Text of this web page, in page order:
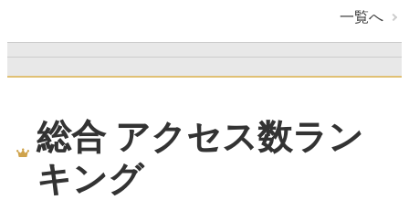
一覧へ
総合 アクセス数ラン
キング